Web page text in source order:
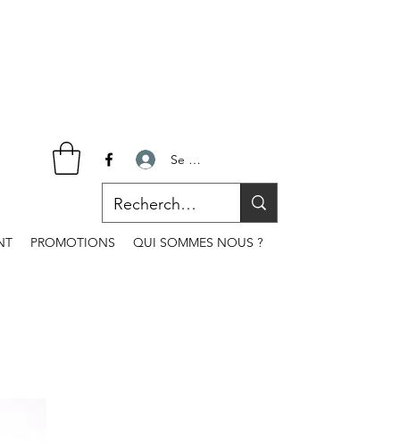
Se connecter
PROMOTIONS QUI SOMMES NOUS ?